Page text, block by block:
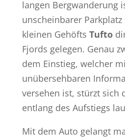
langen Bergwanderung
unscheinbarer
kleinen Gehöfts Tufto
Fjords gelegen. Genau
dem Einstieg, welcher
unübersehbaren
versehen ist, stürzt sich
entlang des Aufstiegs
Mit dem Auto gelangt